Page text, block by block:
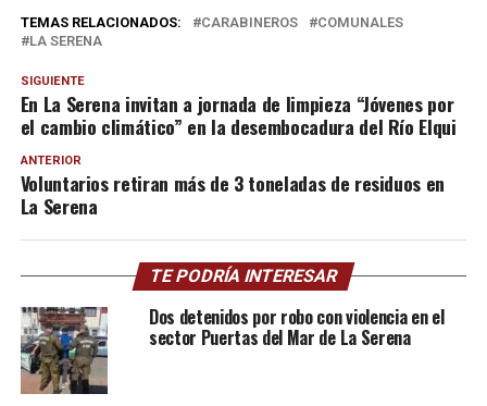
TEMAS RELACIONADOS: CARABINEROS
COMUNALES
LA SERENA
SIGUIENTE
En La Serena invitan a jornada de limpieza “Jóvenes por
el cambio climático” en la desembocadura del Río Elqui
ANTERIOR
Voluntarios retiran más de 3 toneladas de residuos en
La Serena
TE PODRÍA INTERESAR
Dos detenidos por robo con violencia en el
sector Puertas del Mar de La Serena